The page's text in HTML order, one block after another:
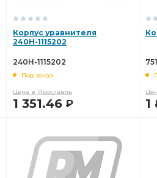
Корпус уравнителя
240Н-1115202
240Н-1115202
Под заказ
Цена в Ярославль
1 351.46 Р 1